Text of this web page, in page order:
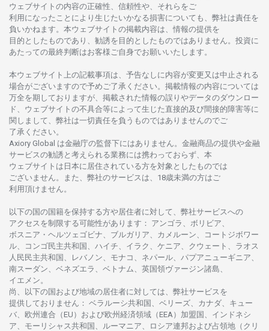
ウェブサイトの内容の正確性、信頼性や、それらをご
利用になったことにより 生じたいかなる損害についても、 弊社は責任を
負いかね ます。 本ウェブサイトの掲載内容は、 情報の提供を
目的としたものであり、 勧誘を 目的としたものではありません。 投資に
あたっての最終判断はお客様ご自身でお 願いいたします。
本ウェブサイト 上の記載事項は、 予告なしに 内容が変更又は中止さ れる
場合がございますので予めご了承ください。 掲載情報の内容については
万全を期しておりますが、 掲載さ れた情報の誤りやデータのダウンロー
ド、 ウェブサイトの不具合等に よって生じた 直接的及び間接的障害等に
関し まして、 弊社は一切責任を負うものではありませんのでご
了承ください。
Axiory Global は金融庁の監督下にはありません。 金融商品の提供や金融
サービスの勧誘と 考えられる業務には携わっておらず、 本
ウェブサイトは 日本に 居住さ れている方を対象としたものでは
ございません。
また、 弊社のサービスは、18歳未満の方は ご
利用頂けません 。
以下の国の国籍を保持する方や居住者に対して、 弊社サービスへの
アクセスを制限する可能性があります ： アンゴラ、ボリビア、
ボスニア ・ ヘルツェゴビナ、ブルガリア、カメルーン、コートジボワー
ル、
コンゴ民主共和国、ハイチ、イラク、ケニア、クウェート、 ラオス
人民民主共和国、レバノン、モナコ、ネパール、パプアニューギニア、
南スーダン、ベネズエラ、ベトナム、 英国領ヴァージン諸島、
イエメン。
尚、
以下の国および地域の居住者に対しては、 弊社サービスを
提供しておりません ： ベラルーシ共和国、ベリーズ、カナダ、キュー
バ、 欧州連合 （EU） および欧州経済領域 （EEA）加盟国、インドネシ
ア、 モーリシャス共和国、ルーマニア、 ロシア連邦および占領地 （クリ